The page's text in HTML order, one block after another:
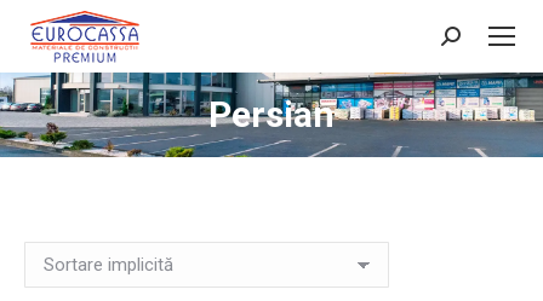
Search:
Persian